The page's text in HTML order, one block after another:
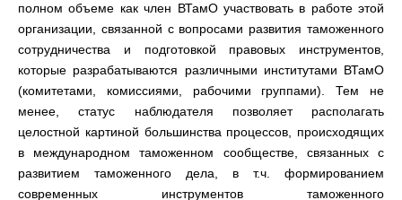
полном объеме как член ВТамО участвовать в работе этой
организации, связанной с вопросами развития таможенного
сотрудничества и подготовкой правовых инструментов,
которые разрабатываются различными институтами ВТамО
(комитетами, комиссиями, рабочими группами). Тем не
менее, статус наблюдателя позволяет располагать
целостной картиной большинства процессов, происходящих
в международном таможенном сообществе, связанных с
развитием таможенного дела, в т.ч. формированием
современных инструментов таможенного